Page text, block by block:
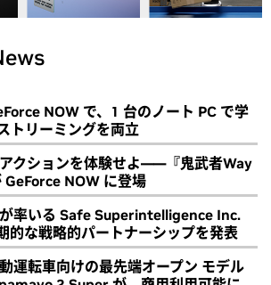
NOW で、1 台のノート PC で学
トリーミングを両立
クションを体験せよ――『鬼武者Way
NOW に登場
率いる Safe Superintelligence Inc.
的な戦略的パートナーシップを発表
運転車向けの最先端オープン モデル